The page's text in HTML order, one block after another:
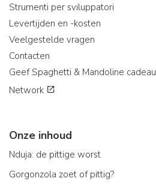
Strumenti per sviluppatori
Levertijden en -kosten
Veelgestelde vragen
Contacten
Geef Spaghetti & Mandoline cadeau
Network
Onze inhoud
Nduja: de pittige worst
Gorgonzola zoet of pittig?